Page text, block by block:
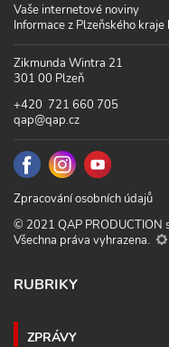
Vaše internetové noviny
Informace z Plzeňského
Zikmunda Wintra 21
301 00 Plzeň
+420 721 660 705
qap@qap.cz
Zpracování osobních údajů
© 2021 QAP PRODUCTION
Všechna práva vyhrazena.
RUBRIKY
ZPRÁVY